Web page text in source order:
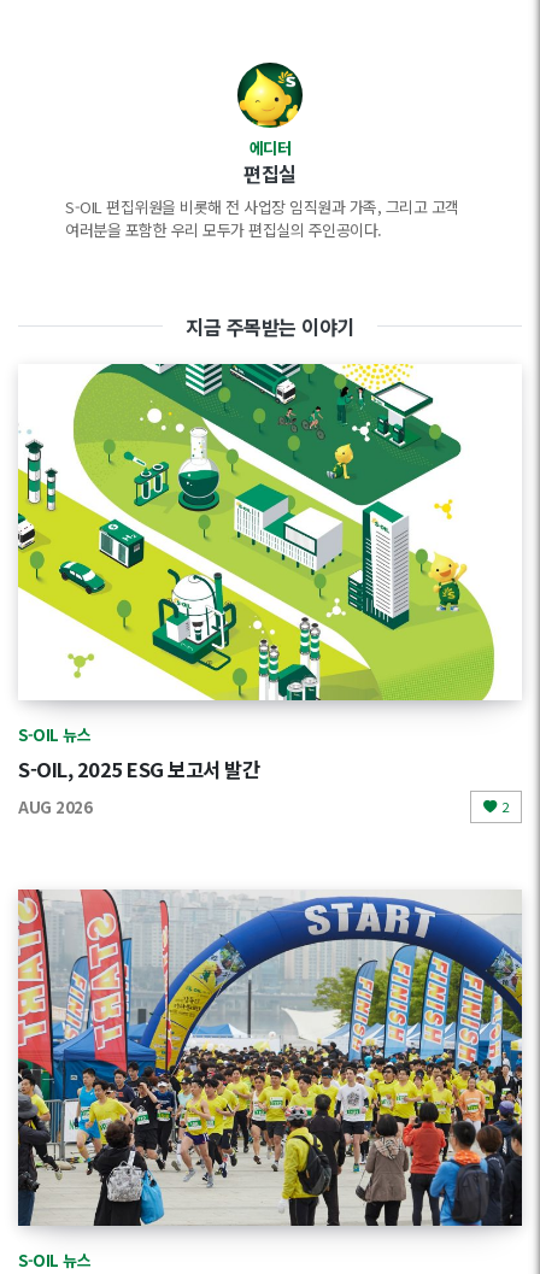
에디터
편집실
S-OIL 편집위원을 비롯해 전 사업장 임직원과 가족, 그리고 고객
여러분을 포함한 우리 모두가 편집실의 주인공이다.
지금 주목받는 이야기
S-OIL 뉴스
S-OIL, 2025 ESG 보고서 발간
AUG 2026 2
S-OIL 뉴스